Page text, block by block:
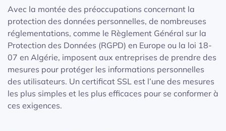
Avec la montée des préoccupations concernant la
protection des données personnelles, de nombreuses
réglementations, comme le Règlement Général sur la
Protection des Données (RGPD) en Europe ou la loi 18-
07 en Algérie, imposent aux entreprises de prendre des
mesures pour protéger les informations personnelles
des utilisateurs. Un certificat SSL est l’une des mesures
les plus simples et les plus efficaces pour se conformer à
ces exigences.